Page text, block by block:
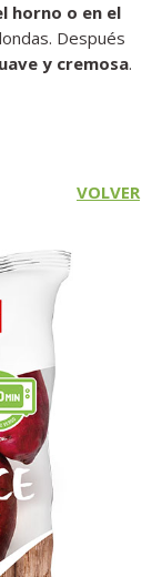
horno o en el
Después
y cremosa.
VOLVER